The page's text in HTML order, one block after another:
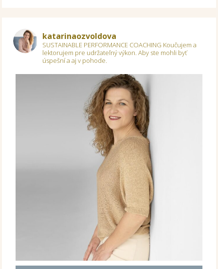
katarinaozvoldova
SUSTAINABLE PERFORMANCE COACHING Koučujem a
lektorujem pre udržateľný výkon.Aby ste mohli byť
úspešní a aj v pohode.